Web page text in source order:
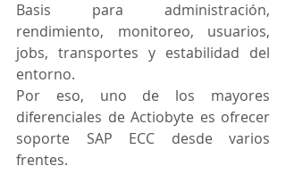
Basis para administración,
rendimiento, monitoreo, usuarios,
jobs, transportes y estabilidad del
entorno.
Por eso, uno de los mayores
diferenciales de Actiobyte es ofrecer
soporte SAP ECC desde varios
frentes.